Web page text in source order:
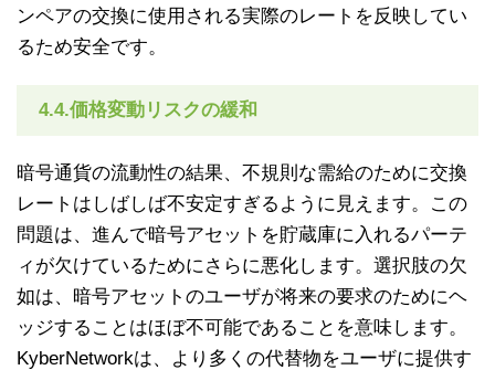
ンペアの交換に使用される実際のレートを反映してい
るため安全です。
4.4.価格変動リスクの緩和
暗号通貨の流動性の結果、不規則な需給のために交換
レートはしばしば不安定すぎるように見えます。この
問題は、進んで暗号アセットを貯蔵庫に入れるパーテ
ィが欠けているためにさらに悪化します。選択肢の欠
如は、暗号アセットのユーザが将来の要求のためにヘ
ッジすることはほぼ不可能であることを意味します。
KyberNetworkは、より多くの代替物をユーザに提供す